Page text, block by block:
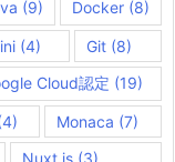
(9) Docker(8)
(4) Git (8)
Cloud認定 (19)
Monaca (7)
Nuxt.js (3)